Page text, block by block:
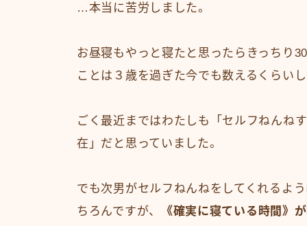
…本当に苦労しました。
お昼寝もやっと寝たと思ったらきっちり
ことは３歳を過ぎた今でも数えるくらいし
ごく最近まではわたしも「セルフねんね
在」だと思っていました。
でも次男がセルフねんねをしてくれるよ
ちろんですが、
《確実に寝ている時間》